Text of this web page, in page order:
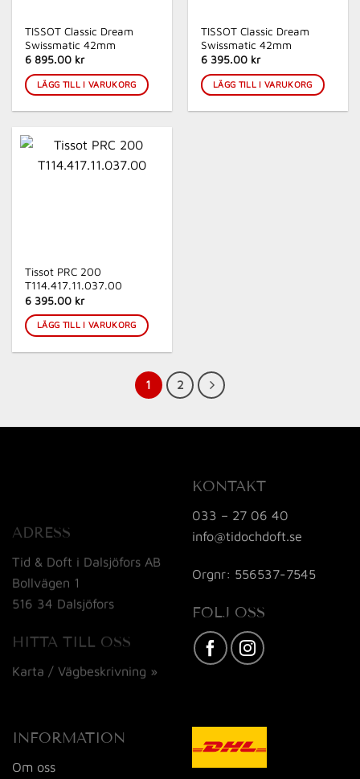
TISSOT Classic Dream
Swissmatic 42mm
6 895.00 kr
LÄGG TILL I VARUKORG
TISSOT Classic Dream
Swissmatic 42mm
6 395.00 kr
LÄGG TILL I VARUKORG
Tissot PRC 200
T114.417.11.037.00
6 395.00 kr
LÄGG TILL I VARUKORG
1 2
ADRESS
Tid & Doft i Dalsjöfors AB
Bollvägen 1
516 34 Dalsjöfors
HITTA TILL OSS
Karta / Vägbeskrivning »
KONTAKT
033 – 27 06 40
info@tidochdoft.se
Orgnr: 556537-7545
FÖLJ OSS
INFORMATION
Om oss